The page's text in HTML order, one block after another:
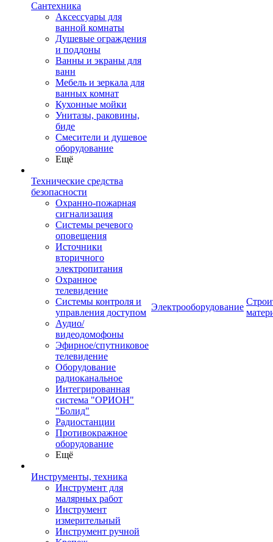
Сантехника
Аксессуары для
ванной комнаты
Душевые ограждения
и поддоны
Ванны и экраны для
ванн
Мебель и зеркала для
ванных комнат
Кухонные мойки
Унитазы, раковины,
биде
Смесители и душевое
оборудование
Ещё
Технические средства
безопасности
Охранно-пожарная
сигнализация
Системы речевого
оповещения
Источники
вторичного
электропитания
Охранное
телевидение
Системы контроля и
управления доступом
Аудио/
видеодомофоны
Эфирное/спутниковое
телевидение
Оборудование
радиоканальное
Интегрированная
система "ОРИОН"
"Болид"
Радиостанции
Противокражное
оборудование
Ещё
Инструменты, техника
Инструмент для
малярных работ
Инструмент
измерительный
Инструмент ручной
Электрооборудование